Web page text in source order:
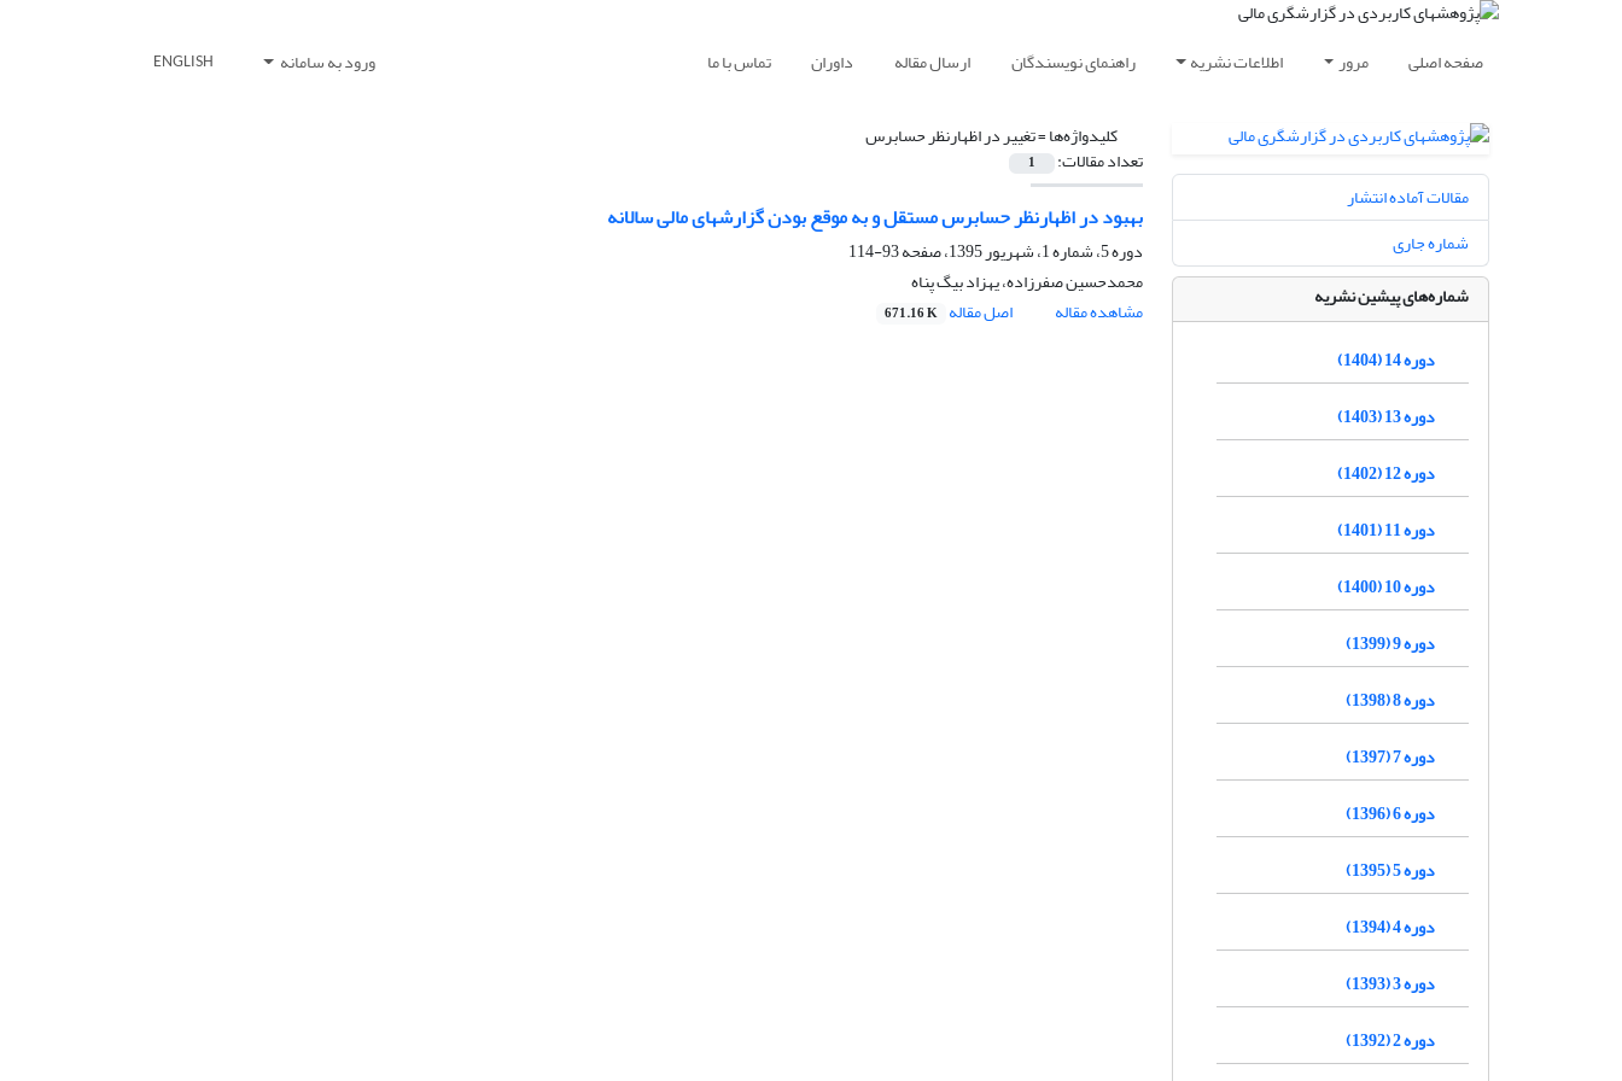
صفحه اصلی مرور اطلاعات نشریه راهنمای نویسندگان ارسال مقاله داوران تماس با ما ورود به سامانه ENGLISH
کلیدواژه‌ها =تغییر در اظهارنظر حسابرس
تعداد مقالات: 1
بهبود در اظهارنظر حسابرس مستقل و به موقع بودن گزارشهای مالی سالانه
دوره 5، شماره 1، شهریور 1395، صفحه
93-114
محمدحسین صفرزاده، یهزاد بیگ پناه
مشاهده مقاله
اصل مقاله 671.16 K
مقالات آماده انتشار
شماره جاری
شماره‌های پیشین نشریه
دوره 14 (1404)
دوره 13 (1403)
دوره 12 (1402)
دوره 11 (1401)
دوره 10 (1400)
دوره 9 (1399)
دوره 8 (1398)
دوره 7 (1397)
دوره 6 (1396)
دوره 5 (1395)
دوره 4 (1394)
دوره 3 (1393)
دوره 2 (1392)